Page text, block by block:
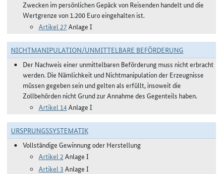
Zwecken im persönlichen Gepäck von Reisenden handelt und die
Wertgrenze von 1.200 Euro eingehalten ist.
Artikel 27Anlage I
NICHTMANIPULATION/UNMITTELBARE BEFÖRDERUNG
Der Nachweis einer unmittelbaren Beförderung muss nicht erbracht
werden. Die Nämlichkeit und Nichtmanipulation der Erzeugnisse
müssen gegeben sein und gelten als erfüllt, insoweit die
Zollbehörden nicht Grund zur Annahme des Gegenteils haben.
Artikel 14Anlage I
URSPRUNGSSYSTEMATIK
Vollständige Gewinnung oder Herstellung
Artikel 2 Anlage I
Artikel 3 Anlage I